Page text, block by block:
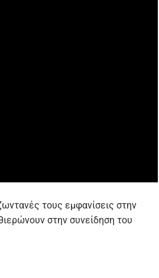
τους εμφανίσεις στην
στην συνείδηση του